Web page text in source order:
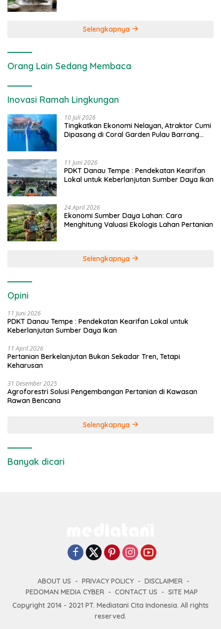
Selengkapnya
Orang Lain Sedang Membaca
Inovasi Ramah Lingkungan
10 Juli 2026
Tingkatkan Ekonomi Nelayan, Atraktor Cumi
Dipasang di Coral Garden Pulau Barrang
11 Juni 2026
PDKT Danau Tempe : Pendekatan Kearifan
Lokal untuk Keberlanjutan Sumber Daya Ikan
24 April 2026
Ekonomi Sumber Daya Lahan: Cara
Menghitung Valuasi Ekologis Lahan Pertanian
Selengkapnya
Opini
11 Juni 2026
PDKT Danau Tempe : Pendekatan Kearifan Lokal untuk
Keberlanjutan Sumber Daya Ikan
11 April 2026
Pertanian Berkelanjutan Bukan Sekadar Tren, Tetapi
Keharusan
31 Desember 2025
Agroforestri Solusi Pengembangan Pertanian di Kawasan
Rawan Bencana
Selengkapnya
Banyak dicari
ABOUT US PRIVACY POLICY
DISCLAIMER
PEDOMAN MEDIA CYBER
CONTACT US
SITE MAP
Copyright 2014 - 2021 PT. Mediatani Cita Indonesia. All rights
reserved.